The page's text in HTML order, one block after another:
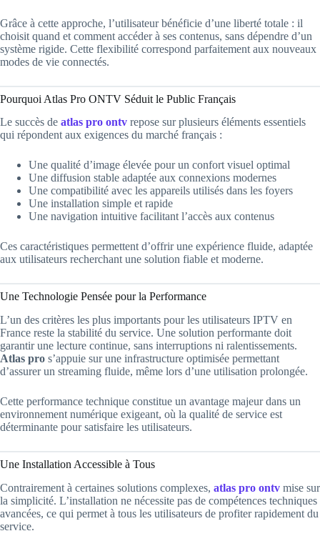
Grâce à cette approche, l’utilisateur bénéficie d’une liberté totale : il
choisit quand et comment accéder à ses contenus, sans dépendre d’un
système rigide. Cette flexibilité correspond parfaitement aux nouveaux
modes de vie connectés.
Pourquoi Atlas Pro ONTV Séduit le Public Français
Le succès de atlas pro ontv repose sur plusieurs éléments essentiels
qui répondent aux exigences du marché français :
Une qualité d’image élevée pour un confort visuel optimal
Une diffusion stable adaptée aux connexions modernes
Une compatibilité avec les appareils utilisés dans les foyers
Une installation simple et rapide
Une navigation intuitive facilitant l’accès aux contenus
Ces caractéristiques permettent d’offrir une expérience fluide, adaptée
aux utilisateurs recherchant une solution fiable et moderne.
Une Technologie Pensée pour la Performance
L’un des critères les plus importants pour les utilisateurs IPTV en
France reste la stabilité du service. Une solution performante doit
garantir une lecture continue, sans interruptions ni ralentissements.
Atlas pro s’appuie sur une infrastructure optimisée permettant
d’assurer un streaming fluide, même lors d’une utilisation prolongée.
Cette performance technique constitue un avantage majeur dans un
environnement numérique exigeant, où la qualité de service est
déterminante pour satisfaire les utilisateurs.
Une Installation Accessible à Tous
Contrairement à certaines solutions complexes, atlas pro ontv mise sur
la simplicité. L’installation ne nécessite pas de compétences techniques
avancées, ce qui permet à tous les utilisateurs de profiter rapidement du
service.